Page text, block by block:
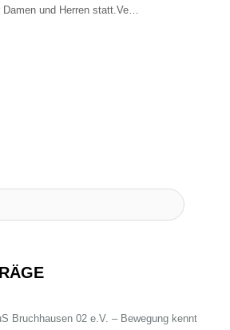
und Herren statt.Ve…
Bruchhausen 02 e.V. – Bewegung kennt